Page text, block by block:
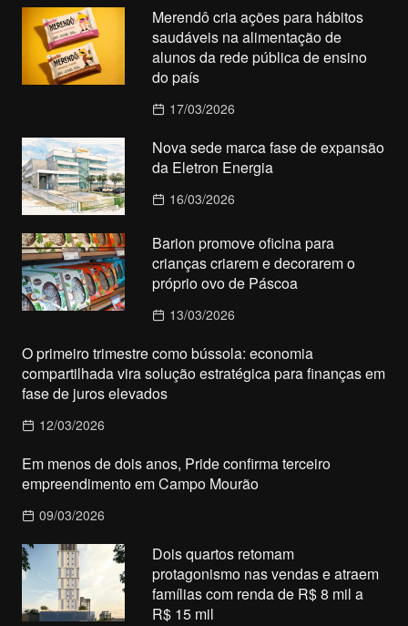
Merendô cria ações para hábitos
saudáveis na alimentação de
alunos da rede pública de ensino
do país
17/03/2026
Nova sede marca fase de expansão
da Eletron Energia
16/03/2026
Barion promove oficina para
crianças criarem e decorarem o
próprio ovo de Páscoa
13/03/2026
O primeiro trimestre como bússola: economia
compartilhada vira solução estratégica para finanças em
fase de juros elevados
12/03/2026
Em menos de dois anos, Pride confirma terceiro
empreendimento em Campo Mourão
09/03/2026
Dois quartos retomam
protagonismo nas vendas e atraem
famílias com renda de R$ 8 mil a
R$ 15 mil